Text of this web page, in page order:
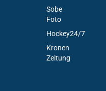
Sobe
Foto
Hockey24/7
Kronen
Zeitung